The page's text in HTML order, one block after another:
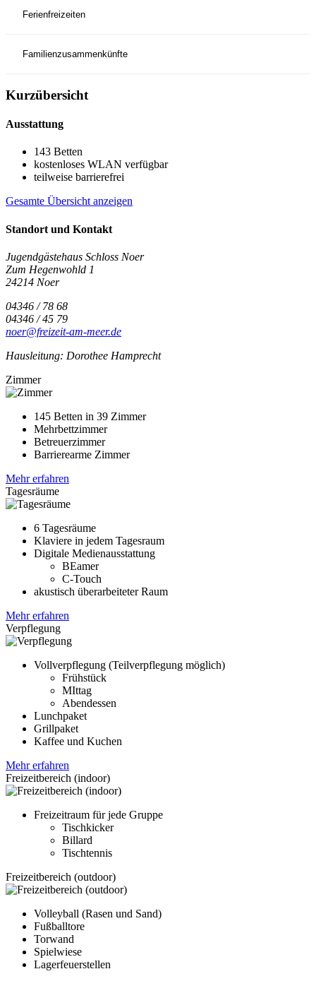
Ferienfreizeiten
Familienzusammenkünfte
Kurzübersicht
Ausstattung
143 Betten
kostenloses WLAN verfügbar
teilweise barrierefrei
Gesamte Übersicht anzeigen
Standort und Kontakt
Jugendgästehaus Schloss Noer
Zum Hegenwohld 1
24214 Noer
04346 / 78 68
04346 / 45 79
noer@freizeit-am-meer.de
Hausleitung: Dorothee Hamprecht
Zimmer
145 Betten in 39 Zimmer
Mehrbettzimmer
Betreuerzimmer
Barrierearme Zimmer
Mehr erfahren
Tagesräume
6 Tagesräume
Klaviere in jedem Tagesraum
Digitale Medienausstattung
BEamer
C-Touch
akustisch überarbeiteter Raum
Mehr erfahren
Verpflegung
Vollverpflegung (Teilverpflegung möglich)
Frühstück
MIttag
Abendessen
Lunchpaket
Grillpaket
Kaffee und Kuchen
Mehr erfahren
Freizeitbereich (indoor)
Freizeitraum für jede Gruppe
Tischkicker
Billard
Tischtennis
Freizeitbereich (outdoor)
Volleyball (Rasen und Sand)
Fußballtore
Torwand
Spielwiese
Lagerfeuerstellen